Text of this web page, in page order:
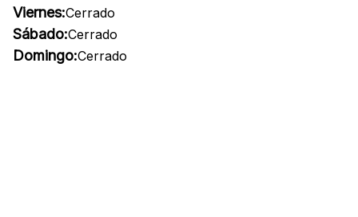
Viernes:Cerrado
Sábado:Cerrado
Domingo:Cerrado